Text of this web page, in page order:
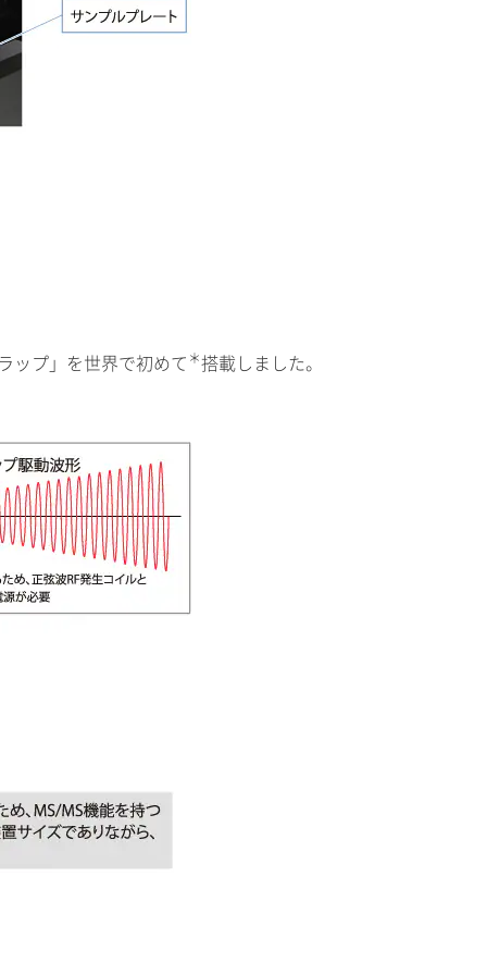
ップ」を世界で初めて ＊搭載しました。